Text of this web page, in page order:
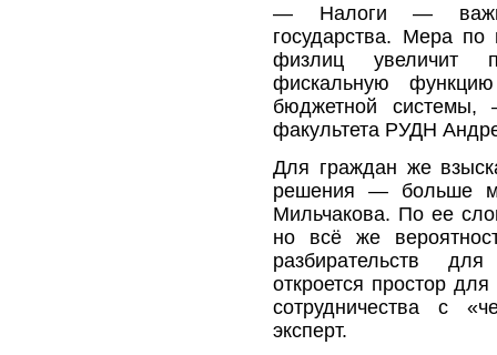
— Налоги —
государства. Мера по
физлиц увеличит
фискальную
бюджетной системы,
факультета РУДН
Для граждан же
решения — больше
Мильчакова. По ее
но всё же
разбирательств
откроется простор
сотрудничества с
эксперт.